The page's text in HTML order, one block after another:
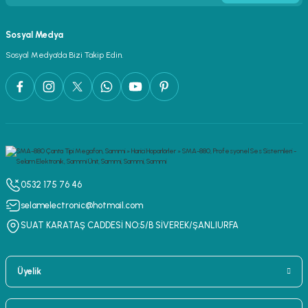
Sosyal Medya
Sosyal Medya’da Bizi Takip Edin.
0532 175 76 46
selamelectronic@hotmail.com
SUAT KARATAŞ CADDESİ NO:5/B SİVEREK/ŞANLIURFA
Üyelik